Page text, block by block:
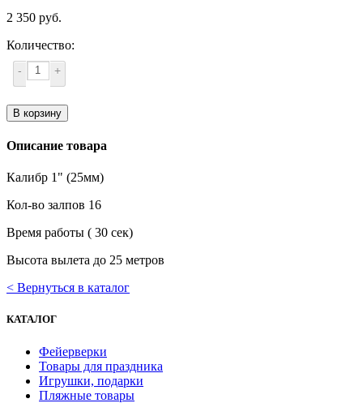
2 350 руб.
Количество:
- +
В корзину
Описание товара
Калибр 1" (25мм)
Кол-во залпов 16
Время работы ( 30 сек)
Высота вылета до 25 метров
< Вернуться в каталог
КАТАЛОГ
Фейерверки
Товары для праздника
Игрушки, подарки
Пляжные товары